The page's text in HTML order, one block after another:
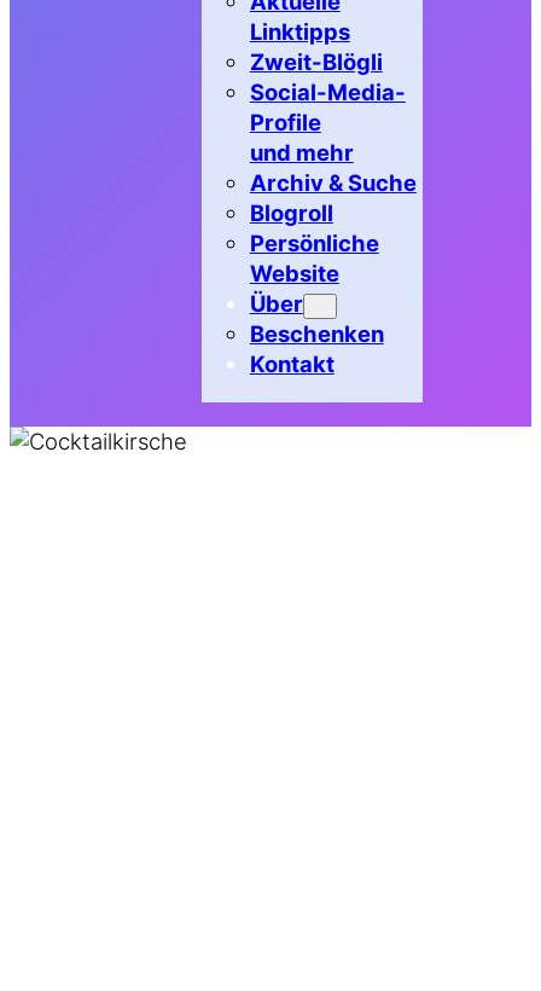
Linktipps
Zweit-Blögli
Social-Media-
Profile
und mehr
Archiv & Suche
Blogroll
Persönliche
Website
Über
Beschenken
Kontakt